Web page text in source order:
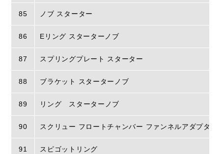
85 ノブ スターター
86 Eリング スターターノブ
87 スプリングプレート スターター
88 ブラケット スターターノブ
89 リング スターターノブ
90 スクリュー フロートチャンバー ファンネルアダプター
91 スピゴットリング